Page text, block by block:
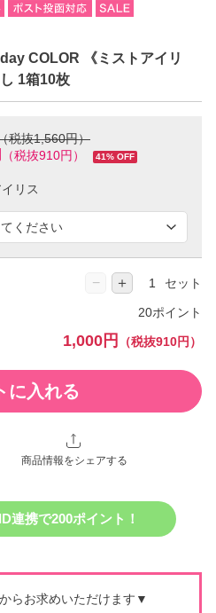
COLOR 《ミストアイリ
1箱10枚
税抜1,560円）
（税抜910円） 41% OFF
− ＋ セット
20ポイント
1,000円 （税抜910円）
に入れる
商品情報をシェアする
連携で200ポイント！
らお求めいただけます▼